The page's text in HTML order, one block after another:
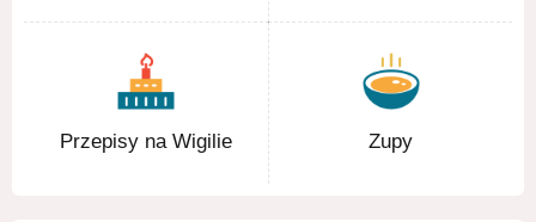
Przepisy na Wigilie Zupy